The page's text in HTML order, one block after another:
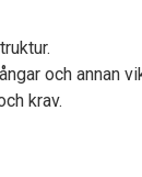
och annan
krav.